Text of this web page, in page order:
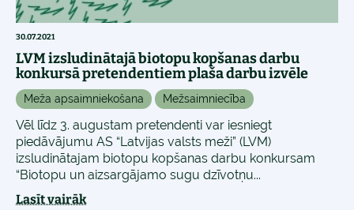
30.07.2021
LVM izsludinātajā biotopu kopšanas darbu
konkursā pretendentiem plaša darbu izvēle
Meža apsaimniekošana Mežsaimniecība
Vēl līdz 3. augustam pretendenti var iesniegt
piedāvājumu AS “Latvijas valsts meži” (LVM)
izsludinātajam biotopu kopšanas darbu konkursam
“Biotopu un aizsargājamo sugu dzīvotņu...
Lasīt vairāk